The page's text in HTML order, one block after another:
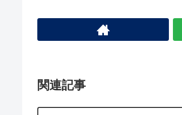
関連記事